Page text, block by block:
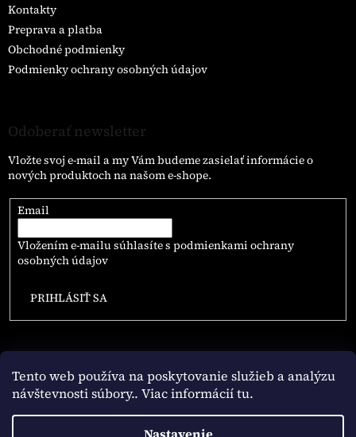
Tento web používa na poskytovanie služieb a analýzu
návštevnosti súbory.. Viac informácií tu.
Kontakty
Preprava a platba
Obchodné podmienky
Podmienky ochrany osobných údajov
Odoberať newsletter
Vložte svoj e-mail a my Vám budeme zasielať informácie o
nových produktoch na našom e-shope.
Email
Vložením e-mailu súhlasíte s podmienkami ochrany
osobných údajov
PRIHLÁSIŤ SA